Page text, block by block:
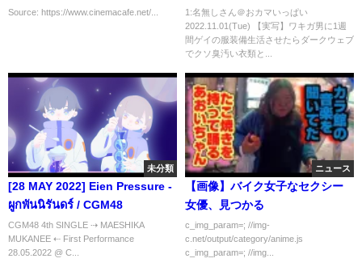
ックトレイラー公開
Source: https://www.cinemacafe.net/...
ブでクソ臭汚い衣類と熟成ワキ
ガ香水を購入したが全ての匂い
を吸収し究極完全体スーパー臭
1:名無しさん＠おカマいっぱい
2022.11.01(Tue) 【実写】ワキガ男に1週
間ゲイの服装備生活させたらダークウェブ
でクソ臭汚い衣類と...
未分類
[28 MAY 2022] Eien Pressure -
ผูกพันนิรันดร์ / CGM48
CGM48 4th SINGLE ⇢ MAESHIKA
MUKANEE ⇠ First Performance
28.05.2022 @ C...
ニュース
【画像】バイク女子なセクシー
女優、見つかる
c_img_param=; //img-
c.net/output/category/anime.js
c_img_param=; //img...